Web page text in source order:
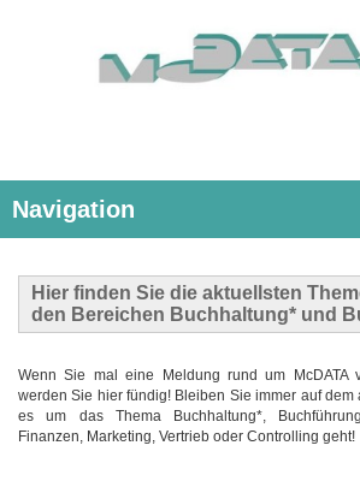
Navigation
Hier finden Sie die aktuellsten
den Bereichen Buchhaltung* und
Wenn Sie mal eine Meldung rund um McDATA
werden Sie hier fündig! Bleiben Sie immer auf dem
es um das Thema Buchhaltung*,
Finanzen, Marketing, Vertrieb oder Controlling geht!